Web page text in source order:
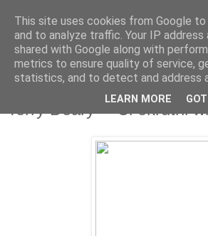
Terry Deary - "Ci okrutni
This site uses cookies from Google
and to analyze traffic. Your IP address
shared with Google along with
metrics to ensure quality of service,
statistics, and to detect and address
LEARN MORE